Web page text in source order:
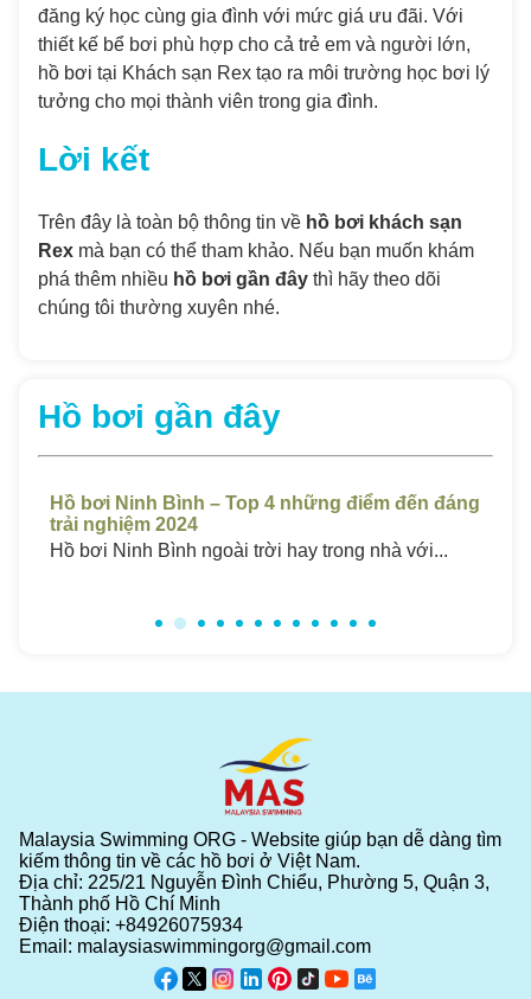
đăng ký học cùng gia đình với mức giá ưu đãi. Với
thiết kế bể bơi phù hợp cho cả trẻ em và người lớn,
hồ bơi tại Khách sạn Rex tạo ra môi trường học bơi lý
tưởng cho mọi thành viên trong gia đình.
Lời kết
Trên đây là toàn bộ thông tin về hồ bơi khách sạn
Rex mà bạn có thể tham khảo. Nếu bạn muốn khám
phá thêm nhiều hồ bơi gần đây thì hãy theo dõi
chúng tôi thường xuyên nhé.
Hồ bơi gần đây
Hồ bơi Ninh Bình – Top 4 những điểm đến đáng
trải nghiệm 2024
Hồ bơi Ninh Bình ngoài trời hay trong nhà với...
Malaysia Swimming ORG - Website giúp bạn dễ dàng tìm
kiếm thông tin về các hồ bơi ở Việt Nam.
Địa chỉ: 225/21 Nguyễn Đình Chiểu, Phường 5, Quận 3,
Thành phố Hồ Chí Minh
Điện thoại: +84926075934
Email: malaysiaswimmingorg@gmail.com